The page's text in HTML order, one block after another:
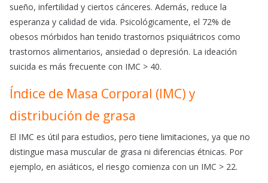
sueño, infertilidad y ciertos cánceres. Además, reduce la
esperanza y calidad de vida. Psicológicamente, el 72% de
obesos mórbidos han tenido trastornos psiquiátricos como
trastornos alimentarios, ansiedad o depresión. La ideación
suicida es más frecuente con IMC > 40.
Índice de Masa Corporal (IMC) y
distribución de grasa
El IMC es útil para estudios, pero tiene limitaciones, ya que no
distingue masa muscular de grasa ni diferencias étnicas. Por
ejemplo, en asiáticos, el riesgo comienza con un IMC > 22.